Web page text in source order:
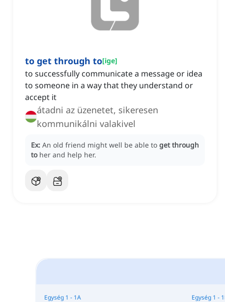
to get through to[ige]
to successfully communicate a message or idea
to someone in a way that they understand or
accept it
átadni az üzenetet, sikeresen
kommunikálni valakivel
Ex: An old friend might well be able to get through
to her and help her.
Egység 1 - 1A Egység 1 -